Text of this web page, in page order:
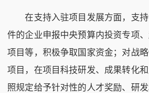
在支持入驻项目发展方面，支持
件的企业申报中央预算内投资专项
项目等，积极争取国家资金；对战
项目，在项目科技研发、成果转化
照规定给予针对性的人才奖励、研发